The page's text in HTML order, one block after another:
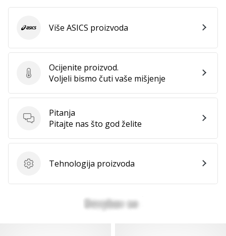
Ocijenite proizvod.
Ocijenite proizvod.
Voljeli bismo čuti vaše mišjenje
Pitanja
Pitanja
Pitajte nas što god želite
Tehnologija proizvoda
Tehnologija proizvoda
ASICS Više ASICS proizvoda